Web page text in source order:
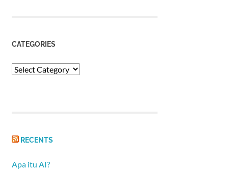
CATEGORIES
Categories
RECENTS
Apa itu AI?